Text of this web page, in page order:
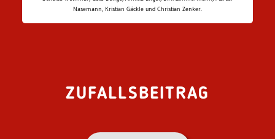
Nasemann, Kristian Gäckle und Christian Zenker.
ZUFALLSBEITRAG